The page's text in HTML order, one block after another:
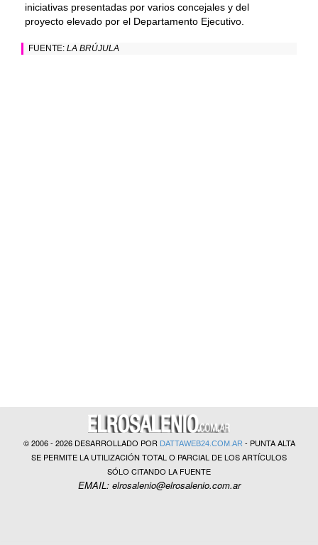
iniciativas presentadas por varios concejales y del
proyecto elevado por el Departamento Ejecutivo.
FUENTE: LA BRÚJULA
© 2006 - 2026 DESARROLLADO POR DATTAWEB24.COM.AR- PUNTA ALTA
SE PERMITE LA UTILIZACIÓN TOTAL O PARCIAL DE LOS ARTÍCULOS
SÓLO CITANDO LA FUENTE
EMAIL: elrosalenio@elrosalenio.com.ar